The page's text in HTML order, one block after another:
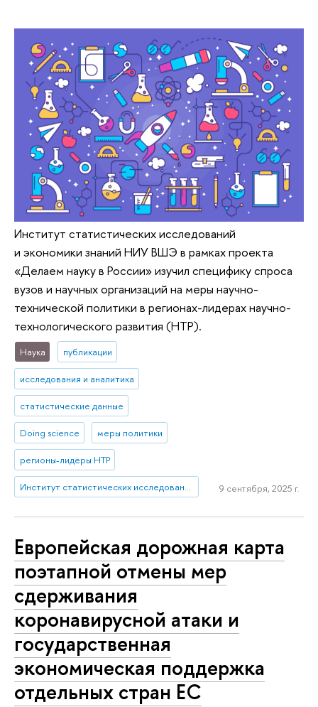
Институт статистических исследований
и экономики знаний НИУ ВШЭ в рамках проекта
«Делаем науку в России» изучил специфику спроса
вузов и научных организаций на меры научно-
технической политики в регионах-лидерах научно-
технологического развития (НТР).
Наука публикации
исследования и аналитика
статистические данные
Doing science меры политики
регионы-лидеры НТР
Институт статистических исследований и экономики знаний 9 сентября, 2025 г.
Европейская дорожная карта
поэтапной отмены мер
сдерживания
коронавирусной атаки и
государственная
экономическая поддержка
отдельных стран ЕС